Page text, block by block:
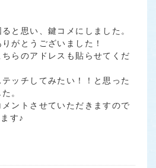
と思い、鍵コメにしました。
がとうございました！
らのアドレスも貼らせてくだ
ッチしてみたい！！と思った
。
ントさせていただきますので
す♪